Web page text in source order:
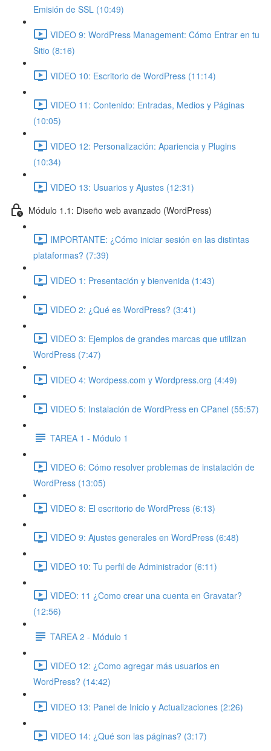
Emisión de SSL (10:49)
VIDEO 9: WordPress Management: Cómo Entrar en tu
Sitio (8:16)
VIDEO 10: Escritorio de WordPress (11:14)
VIDEO 11: Contenido: Entradas, Medios y Páginas
(10:05)
VIDEO 12: Personalización: Apariencia y Plugins
(10:34)
VIDEO 13: Usuarios y Ajustes (12:31)
Módulo 1.1: Diseño web avanzado (WordPress)
IMPORTANTE: ¿Cómo iniciar sesión en las distintas
plataformas? (7:39)
VIDEO 1: Presentación y bienvenida (1:43)
VIDEO 2: ¿Qué es WordPress? (3:41)
VIDEO 3: Ejemplos de grandes marcas que utilizan
WordPress (7:47)
VIDEO 4: Wordpess.com y Wordpress.org (4:49)
VIDEO 5: Instalación de WordPress en CPanel (55:57)
TAREA 1 - Módulo 1
VIDEO 6: Cómo resolver problemas de instalación de
WordPress (13:05)
VIDEO 8: El escritorio de WordPress (6:13)
VIDEO 9: Ajustes generales en WordPress (6:48)
VIDEO 10: Tu perfil de Administrador (6:11)
VIDEO: 11 ¿Como crear una cuenta en Gravatar?
(12:56)
TAREA 2 - Módulo 1
VIDEO 12: ¿Como agregar más usuarios en
WordPress? (14:42)
VIDEO 13: Panel de Inicio y Actualizaciones (2:26)
VIDEO 14: ¿Qué son las páginas? (3:17)